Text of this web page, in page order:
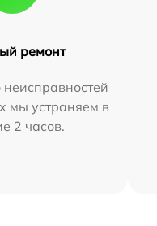
ремонт
мы устраняем в
2 часов.